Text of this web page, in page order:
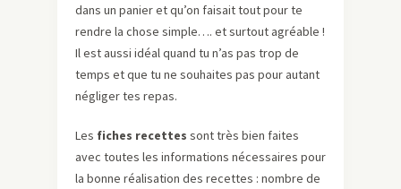
dans un panier et qu’on faisait tout pour te
rendre la chose simple…. et surtout agréable !
Il est aussi idéal quand tu n’as pas trop de
temps et que tu ne souhaites pas pour autant
négliger tes repas.
Les fiches recettes sont très bien faites
avec toutes les informations nécessaires pour
la bonne réalisation des recettes : nombre de